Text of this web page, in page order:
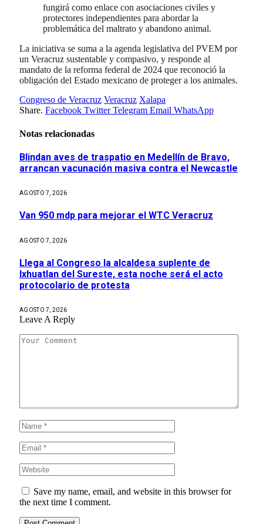
fungirá como enlace con asociaciones civiles y
protectores independientes para abordar la
problemática del maltrato y abandono animal.
La iniciativa se suma a la agenda legislativa del PVEM por
un Veracruz sustentable y compasivo, y responde al
mandato de la reforma federal de 2024 que reconoció la
obligación del Estado mexicano de proteger a los animales.
Congreso de Veracruz Veracruz Xalapa
Share. Facebook Twitter Telegram Email WhatsApp
Notas relacionadas
Blindan aves de traspatio en Medellín de Bravo,
arrancan vacunación masiva contra el Newcastle
AGOSTO 7, 2026
Van 950 mdp para mejorar el WTC Veracruz
AGOSTO 7, 2026
Llega al Congreso la alcaldesa suplente de
Ixhuatlan del Sureste, esta noche será el acto
protocolario de protesta
AGOSTO 7, 2026
Leave A Reply
Save my name, email, and website in this browser for
the next time I comment.